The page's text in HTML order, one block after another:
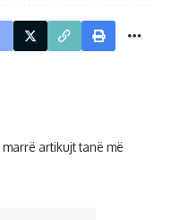
artikujt tanë më